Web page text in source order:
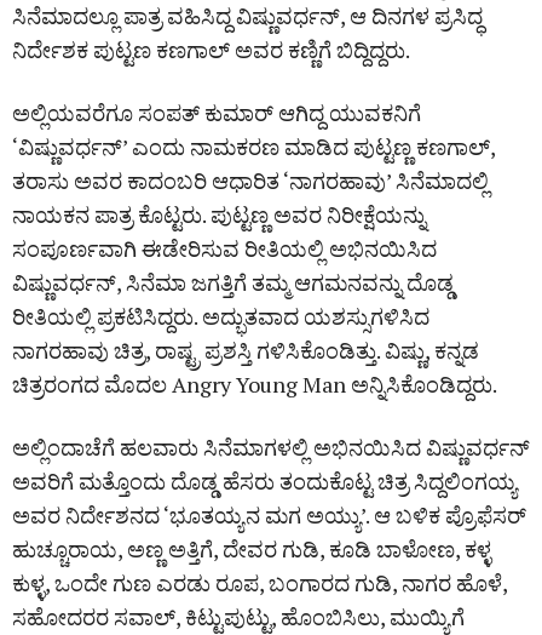
ಸಿನೆಮಾದಲ್ಲೂ ಪಾತ್ರ ವಹಿಸಿದ್ದ ವಿಷ್ಣುವರ್ಧನ್, ಆ ದಿನಗಳ ಪ್ರಸಿದ್ಧ
ನಿರ್ದೇಶಕ ಪುಟ್ಟಣ ಕಣಗಾಲ್ ಅವರ ಕಣ್ಣಿಗೆ ಬಿದ್ದಿದ್ದರು.
ಅಲ್ಲಿಯವರೆಗೂ ಸಂಪತ್ ಕುಮಾರ್ ಆಗಿದ್ದ ಯುವಕನಿಗೆ
‘ವಿಷ್ಣುವರ್ಧನ್’ ಎಂದು ನಾಮಕರಣ ಮಾಡಿದ ಪುಟ್ಟಣ್ಣ ಕಣಗಾಲ್,
ತರಾಸು ಅವರ ಕಾದಂಬರಿ ಆಧಾರಿತ ‘ನಾಗರಹಾವು’ ಸಿನೆಮಾದಲ್ಲಿ
ನಾಯಕನ ಪಾತ್ರ ಕೊಟ್ಟರು. ಪುಟ್ಟಣ್ಣ ಅವರ ನಿರೀಕ್ಷೆಯನ್ನು
ಸಂಪೂರ್ಣವಾಗಿ ಈಡೇರಿಸುವ ರೀತಿಯಲ್ಲಿ ಅಭಿನಯಿಸಿದ
ವಿಷ್ಣುವರ್ಧನ್, ಸಿನೆಮಾ ಜಗತ್ತಿಗೆ ತಮ್ಮ ಆಗಮನವನ್ನು ದೊಡ್ಡ
ರೀತಿಯಲ್ಲಿ ಪ್ರಕಟಿಸಿದ್ದರು. ಅದ್ಭುತವಾದ ಯಶಸ್ಸುಗಳಿಸಿದ
ನಾಗರಹಾವು ಚಿತ್ರ, ರಾಷ್ಟ್ರ ಪ್ರಶಸ್ತಿ ಗಳಿಸಿಕೊಂಡಿತ್ತು. ವಿಷ್ಣು, ಕನ್ನಡ
ಚಿತ್ರರಂಗದ ಮೊದಲ Angry Young Man ಅನ್ನಿಸಿಕೊಂಡಿದ್ದರು.
ಅಲ್ಲಿಂದಾಚೆಗೆ ಹಲವಾರು ಸಿನೆಮಾಗಳಲ್ಲಿ ಅಭಿನಯಿಸಿದ ವಿಷ್ಣುವರ್ಧನ್
ಅವರಿಗೆ ಮತ್ತೊಂದು ದೊಡ್ಡ ಹೆಸರು ತಂದುಕೊಟ್ಟ ಚಿತ್ರ ಸಿದ್ದಲಿಂಗಯ್ಯ
ಅವರ ನಿರ್ದೇಶನದ ‘ಭೂತಯ್ಯನ ಮಗ ಅಯ್ಯು’. ಆ ಬಳಿಕ ಪ್ರೊಫೆಸರ್
ಹುಚ್ಚೂರಾಯ, ಅಣ್ಣ ಅತ್ತಿಗೆ, ದೇವರ ಗುಡಿ, ಕೂಡಿ ಬಾಳೋಣ, ಕಳ್ಳ
ಕುಳ್ಳ, ಒಂದೇ ಗುಣ ಎರಡು ರೂಪ, ಬಂಗಾರದ ಗುಡಿ, ನಾಗರ ಹೊಳೆ,
ಸಹೋದರರ ಸವಾಲ್, ಕಿಟ್ಟುಪುಟ್ಟು, ಹೊಂಬಿಸಿಲು, ಮುಯ್ಯಿಗೆ